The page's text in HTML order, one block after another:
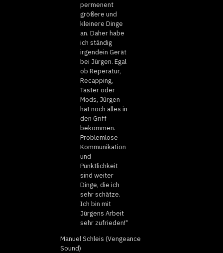
permenent
größere und
kleinere Dinge
an. Daher habe
ich ständig
irgendein Gerät
bei Jürgen. Egal
ob Reperatur,
Recapping,
Taster oder
Mods, Jürgen
hat noch alles in
den Griff
bekommen.
Problemlose
Kommunikation
und
Pünktlichkeit
sind weiter
Dinge, die ich
sehr schätze.
Ich bin mit
Jürgens Arbeit
sehr zufrieden!"
Manuel Schleis (Vengeance
Sound)